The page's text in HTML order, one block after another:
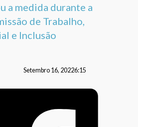
a medida durante a
de Trabalho,
e Inclusão
Setembro 16, 20226:15